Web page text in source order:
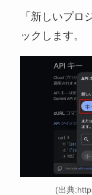
「新しいプロ
ックします。
(出典